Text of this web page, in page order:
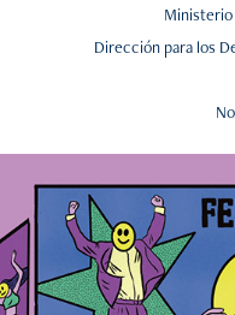
Dirección para los